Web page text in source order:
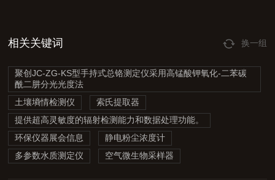
相关关键词 换一组
聚创JC-ZG-KS型手持式总铬测定仪采用高锰酸钾氧化-二苯碳
酰二肼分光光度法
土壤墒情检测仪
索氏提取器
提供超高灵敏度的辐射检测能力和数据处理功能。
环保仪器展会信息
静电粉尘浓度计
多参数水质测定仪
空气微生物采样器